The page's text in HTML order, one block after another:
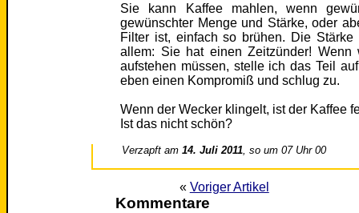
Sie kann Kaffee mahlen, wenn
gewünschter Menge und Stärke, oder
Filter ist, einfach so brühen. Die
allem: Sie hat einen Zeitzünder!
aufstehen müssen, stelle ich das Teil
eben einen Kompromiß und schlug zu.
Wenn der Wecker klingelt, ist der Kaffee
Ist das nicht schön?
Verzapft am14. Juli 2011, so um 07 Uhr 00
« Voriger Artikel
Kommentare